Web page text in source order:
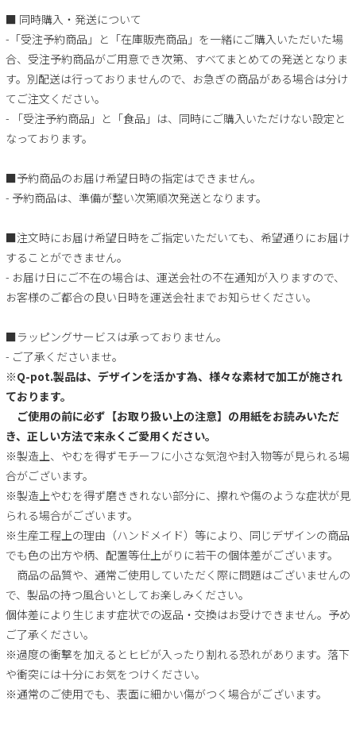
■ 同時購入・発送について
-「受注予約商品」と「在庫販売商品」を一緒にご購入いただいた場
合、受注予約商品がご用意でき次第、すべてまとめての発送となりま
す。別配送は行っておりませんので、お急ぎの商品がある場合は分け
てご注文ください。
- 「受注予約商品」と「食品」は、同時にご購入いただけない設定と
なっております。
■予約商品のお届け希望日時の指定はできません。
- 予約商品は、準備が整い次第順次発送となります。
■注文時にお届け希望日時をご指定いただいても、希望通りにお届け
することができません。
- お届け日にご不在の場合は、運送会社の不在通知が入りますので、
お客様のご都合の良い日時を運送会社までお知らせください。
■ラッピングサービスは承っておりません。
- ご了承くださいませ。
※Q-pot.製品は、デザインを活かす為、様々な素材で加工が施され
ております。
ご使用の前に必ず【お取り扱い上の注意】の用紙をお読みいただ
き、正しい方法で末永くご愛用ください。
※製造上、やむを得ずモチーフに小さな気泡や封入物等が見られる場
合がございます。
※製造上やむを得ず磨ききれない部分に、擦れや傷のような症状が見
られる場合がございます。
※生産工程上の理由（ハンドメイド）等により、同じデザインの商品
でも色の出方や柄、配置等仕上がりに若干の個体差がございます。
商品の品質や、通常ご使用していただく際に問題はございませんの
で、製品の持つ風合いとしてお楽しみください。
個体差により生じます症状での返品・交換はお受けできません。予め
ご了承ください。
※過度の衝撃を加えるとヒビが入ったり割れる恐れがあります。落下
や衝突には十分にお気をつけください。
※通常のご使用でも、表面に細かい傷がつく場合がございます。